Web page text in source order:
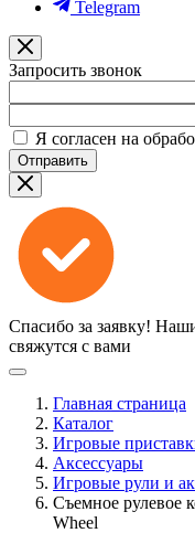
Telegram
Запросить звонок
Я согласен на
Отправить
Спасибо за заявку!
свяжутся с вами
Главная страница
Каталог
Игровые
Аксессуары
Игровые рули и
Съемное рулевое
Wheel